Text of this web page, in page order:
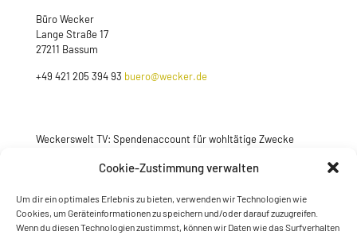
Cookie-Zustimmung verwalten
Um dir ein optimales Erlebnis zu bieten, verwenden wir Technologien wie
Cookies, um Geräteinformationen zu speichern und/oder darauf zuzugreifen.
Wenn du diesen Technologien zustimmst, können wir Daten wie das Surfverhalten
Büro Wecker
Lange Straße 17
27211 Bassum
+49 421 205 394 93 buero@wecker.de
Weckerswelt TV: Spendenaccount für wohltätige Zwecke
Jetzt spenden